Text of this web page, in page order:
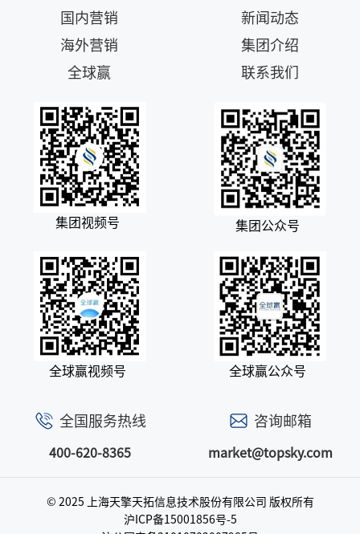
国内营销
海外营销
全球赢
新闻动态
集团介绍
联系我们
集团视频号 集团公众号
全球赢视频号 全球赢公众号
全国服务热线
400-620-8365
咨询邮箱
market@topsky.com
© 2025 上海天擎天拓信息技术股份有限公司 版权所有
沪ICP备15001856号-5